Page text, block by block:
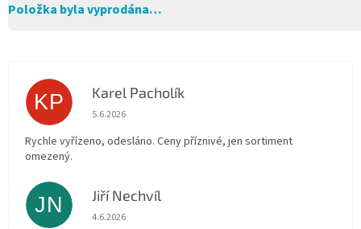
Položka byla vyprodána…
KP Karel Pacholík
Hodnocení obchodu je 4 z 5 hvězdiček.
5.6.2026
Rychle vyřízeno, odesláno. Ceny příznivé, jen sortiment
omezený.
JN Jiří Nechvíl
Hodnocení obchodu je 5 z 5 hvězdiček.
4.6.2026